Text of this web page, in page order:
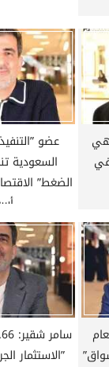
هي
لعام 2026 في
عضو
السعودية
الضغط”
”الاستثمار